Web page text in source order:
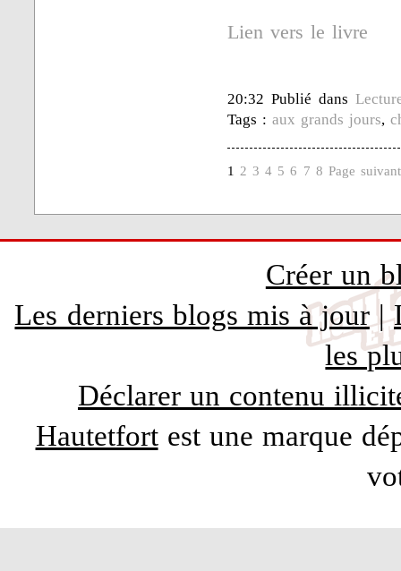
Lien vers le livre
20:32 Publié dans
Tags :aux grands jours,
1 2 3 4 5 6 7 8 Page
Créer un
Les derniers blogs mis à jour|
les
Déclarer un contenu
Hautetfortest une marque